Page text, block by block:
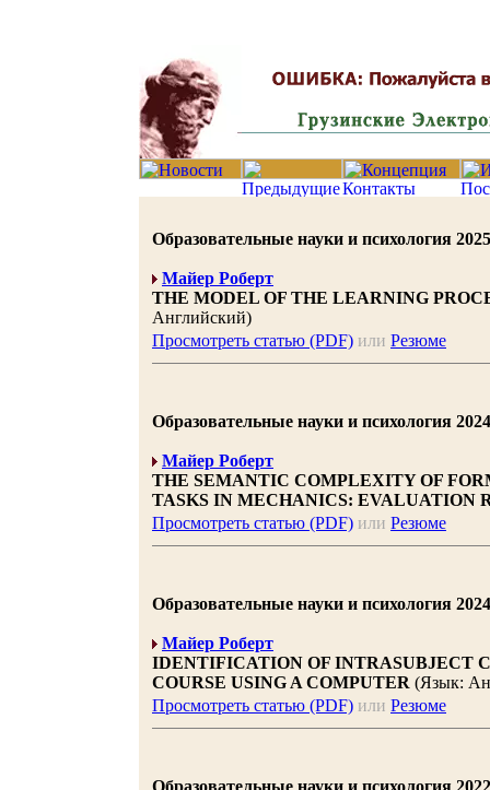
Образовательные науки и психология
Майер Роберт
THE MODEL OF THE LEARNING
Английский)
Просмотреть статью (PDF) или Резюме
Образовательные науки и психология
Майер Роберт
THE SEMANTIC COMPLEXITY OF
TASKS IN MECHANICS: EVALUATION
Просмотреть статью (PDF) или Резюме
Образовательные науки и психология
Майер Роберт
IDENTIFICATION OF INTRASUBJECT
COURSE USING A COMPUTER (Язык:
Просмотреть статью (PDF) или Резюме
Образовательные науки и психология